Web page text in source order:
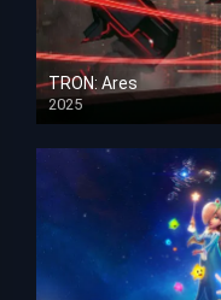
TRON: Ares
2025
HD 1080p